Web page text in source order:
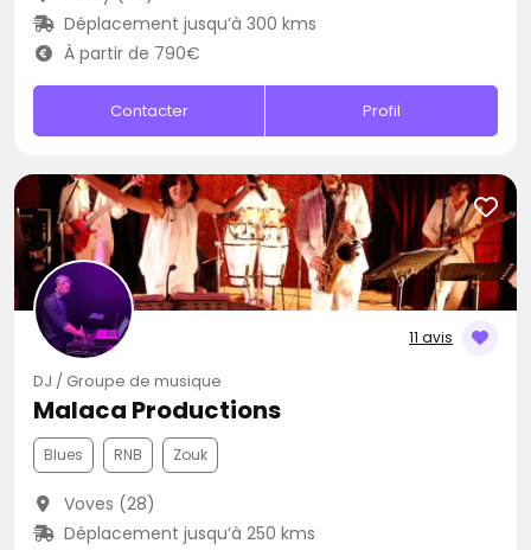
Déplacement jusqu’à 300 kms
À partir de 790€
Contacter Profil
11 avis
DJ / Groupe de musique
Malaca Productions
Blues RNB Zouk
Voves (28)
Déplacement jusqu’à 250 kms